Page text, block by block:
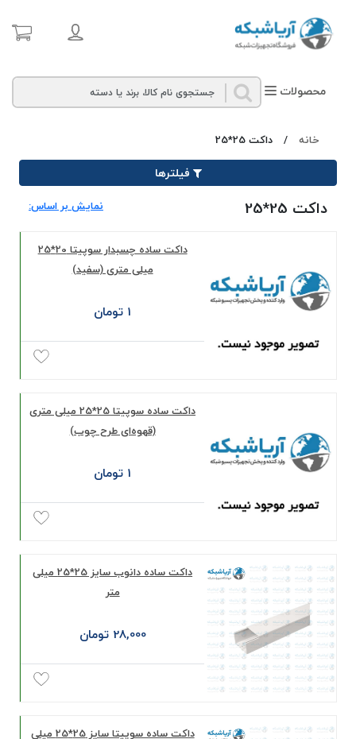
محصولات
خانه / داکت 25*25
فیلترها
داکت 25*25 نمایش بر اساس:
داکت ساده چسبدار سوپیتا 20*25
میلی‌ متری (سفید)
1 تومان
داکت ساده سوپیتا 25*25 میلی‌ متری
(قهوه‌ای طرح چوب)
1 تومان
داکت ساده دانوب سایز 25*25 میلی‌
متر
28,000 تومان
داکت ساده سوپیتا سایز 25*25 میلی‌